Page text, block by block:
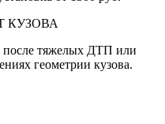
КУЗОВА
после тяжелых ДТП или
геометрии кузова.